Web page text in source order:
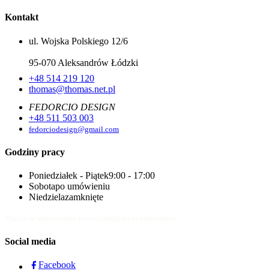
Kontakt
ul. Wojska Polskiego 12/6
95-070 Aleksandrów Łódzki
+48 514 219 120
thomas@thomas.net.pl
FEDORCIO DESIGN
+48 511 503 003
fedorciodesign@gmail.com
Godziny pracy
Poniedziałek - Piątek9:00 - 17:00
Sobotapo umówieniu
Niedzielazamknięte
Social media
Facebook